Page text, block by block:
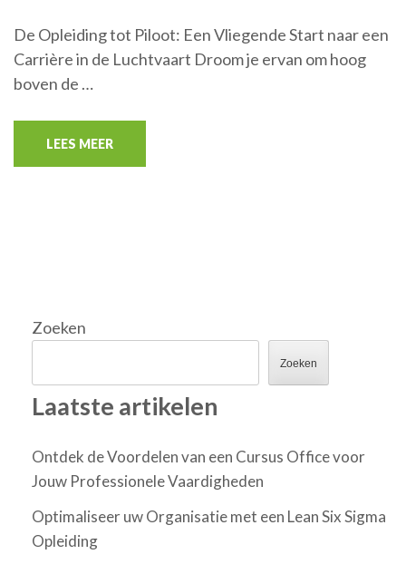
De Opleiding tot Piloot: Een Vliegende Start naar een
Carrière in de Luchtvaart Droom je ervan om hoog
boven de …
LEES MEER
Zoeken
Zoeken
Laatste artikelen
Ontdek de Voordelen van een Cursus Office voor
Jouw Professionele Vaardigheden
Optimaliseer uw Organisatie met een Lean Six Sigma
Opleiding